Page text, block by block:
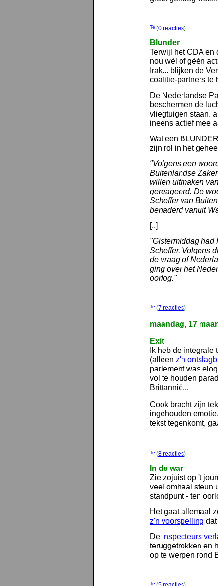
(0 reacties)
Blunder
Terwijl het CDA en
nou wél of géén
Irak... blijken de
coalitie-partners te
De Nederlandse
beschermen de
vliegtuigen staan,
ineens actief mee
Wat een
zijn rol in het
"Volgens een
Buitenlandse
willen uitmaken
gereageerd. De
Scheffer van
benaderd vanuit
[..]
"Gistermiddag had
Scheffer. Volgens
de vraag of
ging over het
oorlog.''
(7 reacties)
maandag, 17
Exit
Ik heb de integrale
(alleen z'n
parlement was
vol te houden
Brittannië...
Cook bracht zijn
ingehouden
tekst tegenkomt,
(8 reacties)
In de war
Zie zojuist op 't
veel omhaal steun
standpunt - ten
Het gaat allemaal
z'n voorspelling
De inspecteurs
teruggetrokken en
op te werpen rond
(5 reacties)